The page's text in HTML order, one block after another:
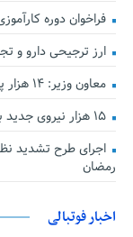
فراخوان دوره
ارز ترجیحی دارو و
معاون وزیر: ۱۴ هزار پرستار در مراکز درمانی کشور فعالیت می‌کنند
۱۵ هزار نیروی جدید به نظام سلامت کشور افزوده شد
اجرای طرح تشدید
رمضان
اخبار فوتبالی